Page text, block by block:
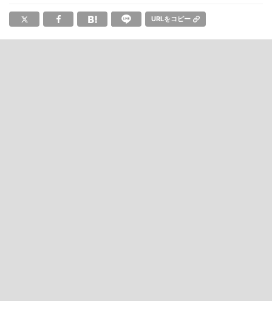
URLをコピー